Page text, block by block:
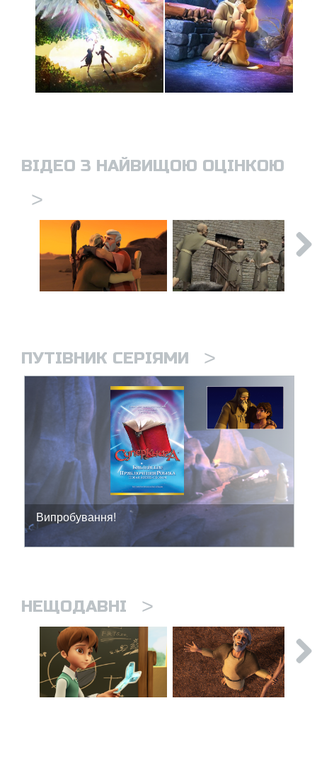
ВІДЕО З НАЙВИЩОЮ ОЦІНКОЮ
>
ПУТІВНИК СЕРІЯМИ >
Випробування!
НЕЩОДАВНІ >